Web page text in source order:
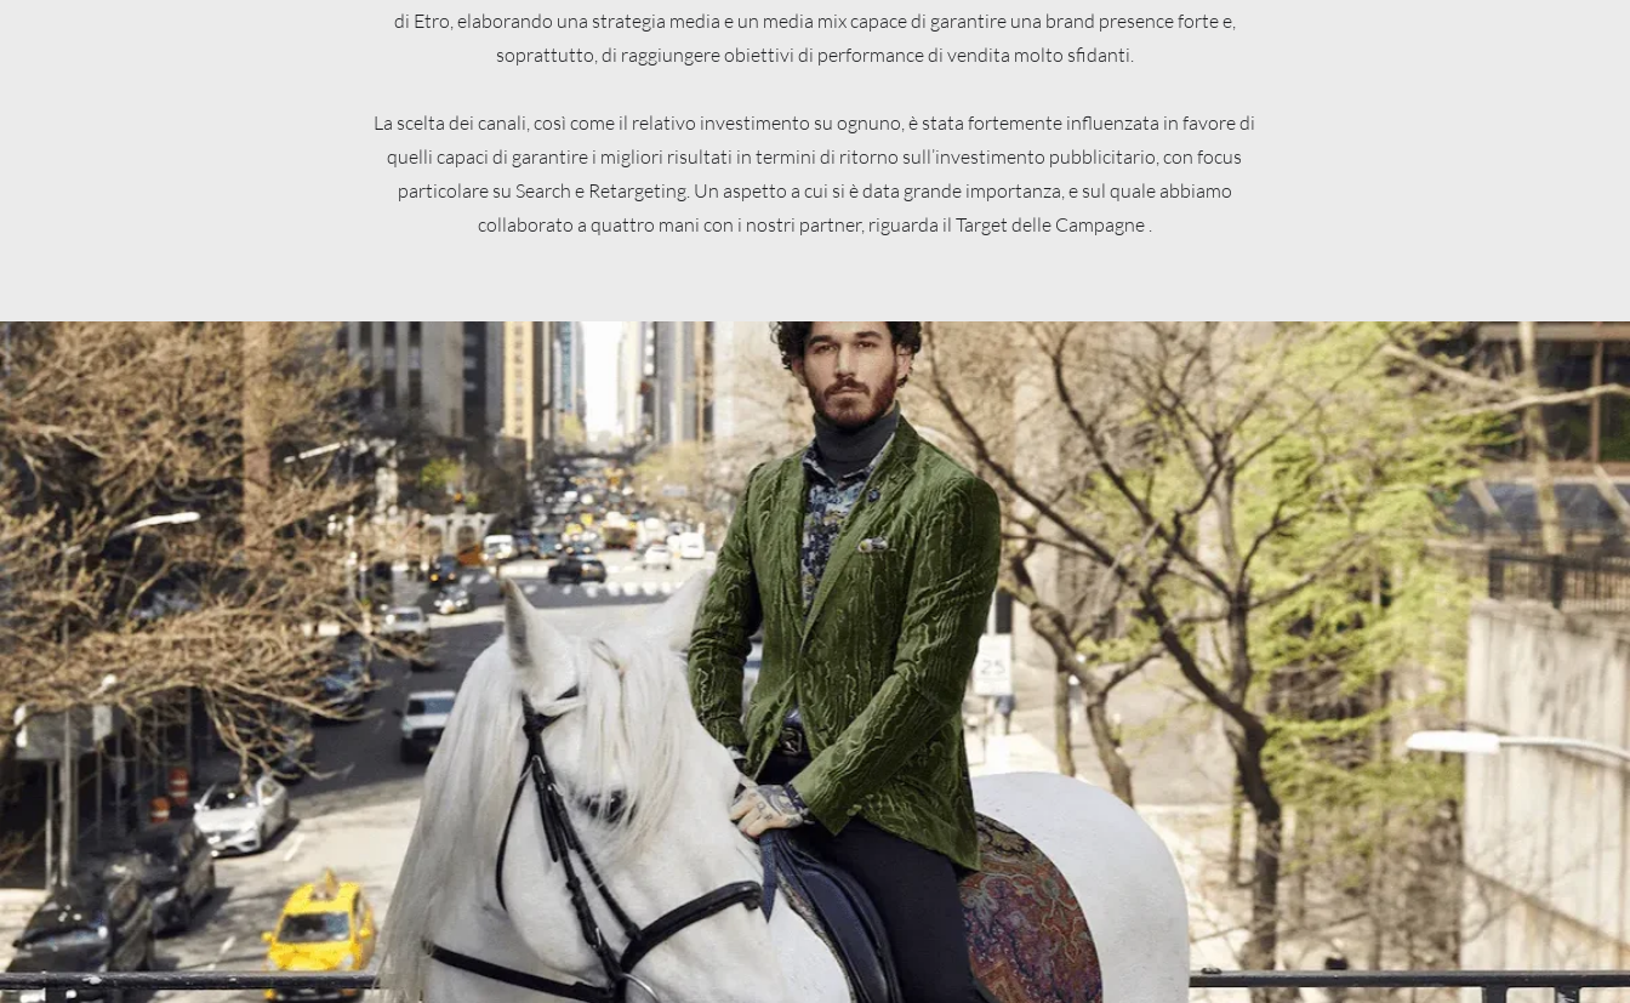
di Etro, elaborando una strategia media e un media mix capace di garantire una brand presence forte e,
soprattutto, di raggiungere obiettivi di performance di vendita molto sfidanti.
La scelta dei canali, così come il relativo investimento su ognuno, è stata fortemente influenzata in favore di
quelli capaci di garantire i migliori risultati in termini di ritorno sull’investimento pubblicitario, con focus
particolare su Search e Retargeting. Un aspetto a cui si è data grande importanza, e sul quale abbiamo
collaborato a quattro mani con i nostri partner, riguarda il Target delle Campagne .